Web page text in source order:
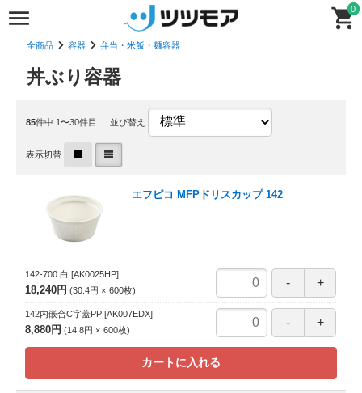
0
全商品 容器 弁当・米飯・麺容器
丼ぶり容器
85件中 1〜30件目 並び替え
表示切替
エフピコ MFPドリスカップ 142
142-700 白 [AK0025HP]
18,240円 30.4円 600枚
142内嵌合C字蓋PP [AK007EDX]
8,880円 14.8円 600枚
カートに入れる